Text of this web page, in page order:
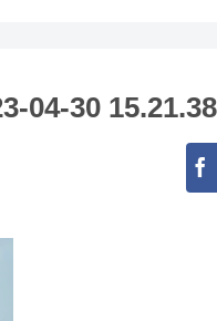
04-30 15.21.38